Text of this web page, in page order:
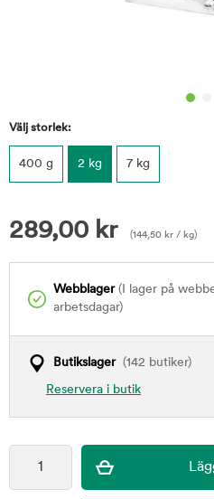
Välj storlek:
400 g 2 kg 7 kg
289,00 kr (144,50 kr / kg)
Webblager(I lager på
arbetsdagar)
Butikslager(142 butiker)
Reservera i butik